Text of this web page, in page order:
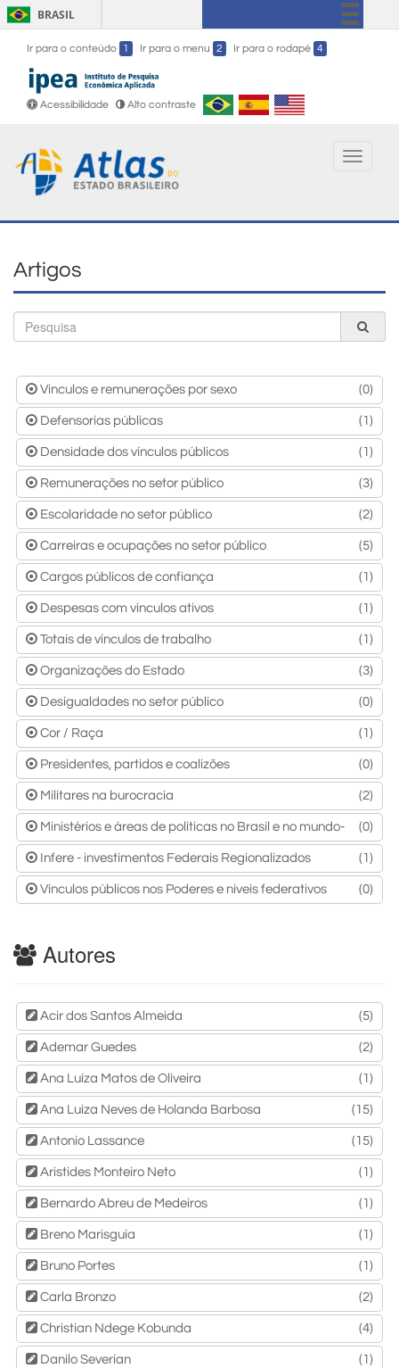
BRASIL
Simplifique!
Participe
Ir para o conteúdo 1 Ir para o menu 2 Ir para o rodapé 4
Acessibilidade Alto contraste
Toggle
Artigos
Vínculos e remunerações por sexo (0)
Defensorias públicas (1)
Densidade dos vínculos públicos (1)
Remunerações no setor público (3)
Escolaridade no setor público (2)
Carreiras e ocupações no setor público (5)
Cargos públicos de confiança (1)
Despesas com vínculos ativos (1)
Totais de vínculos de trabalho (1)
Organizações do Estado (3)
Desigualdades no setor público (0)
Cor / Raça (1)
Presidentes, partidos e coalizões (0)
Militares na burocracia (2)
Ministérios e áreas de políticas no Brasil e no mundo- (0)
Infere - investimentos Federais Regionalizados (1)
Vínculos públicos nos Poderes e níveis federativos (0)
Autores
Acir dos Santos Almeida (5)
Ademar Guedes (2)
Ana Luíza Matos de Oliveira (1)
Ana Luiza Neves de Holanda Barbosa (15)
Antonio Lassance (15)
Aristides Monteiro Neto (1)
Bernardo Abreu de Medeiros (1)
Breno Marisguia (1)
Bruno Portes (1)
Carla Bronzo (2)
Christian Ndege Kobunda (4)
Danilo Severian (1)